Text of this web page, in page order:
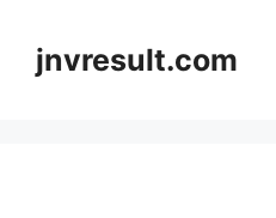
contentjnvresult.com